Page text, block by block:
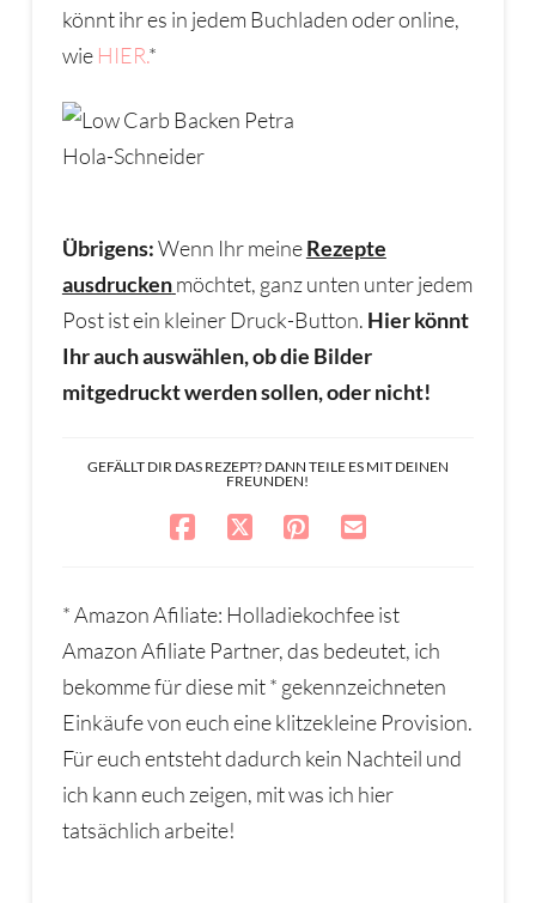
könnt ihr es in jedem Buchladen oder online,
wie HIER.*
Übrigens:Wenn Ihr meineRezepte
ausdruckenmöchtet, ganz unten unter jedem
Post ist ein kleiner Druck-Button. Hier könnt
Ihr auch auswählen, ob die Bilder
mitgedruckt werden sollen, oder nicht!
GEFÄLLT DIR DAS REZEPT? DANN TEILE ES MIT DEINEN
FREUNDEN!
* Amazon Afiliate: Holladiekochfee ist
Amazon Afiliate Partner, das bedeutet, ich
bekomme für diese mit * gekennzeichneten
Einkäufe von euch eine klitzekleine Provision.
Für euch entsteht dadurch kein Nachteil und
ich kann euch zeigen, mit was ich hier
tatsächlich arbeite!